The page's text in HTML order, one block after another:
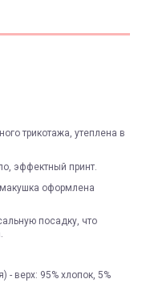
трикотажа, утеплена в
эффектный принт.
оформлена
посадку, что
- верх: 95% хлопок, 5%